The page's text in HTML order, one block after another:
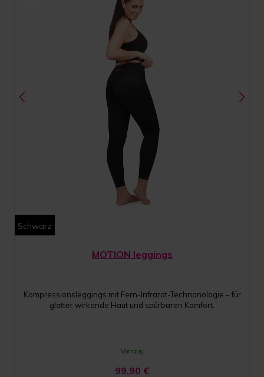
Schwarz
MOTION leggings
Kompressionsleggings mit Fern-Infrarot-Technonologie – für
glatter wirkende Haut und spürbaren Komfort.
Vorrätig
99,90 €